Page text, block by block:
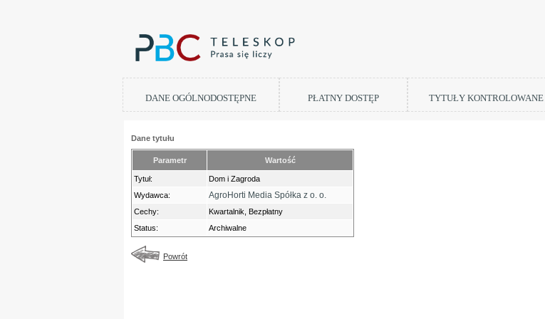
DANE OGÓLNODOSTĘPNE PŁATNY DOSTĘP TYTUŁY KONTROLOWANE
Dane tytułu
Parametr Wartość
Tytuł:
Dom i Zagroda
Wydawca:
AgroHorti Media Spółka z o. o.
Cechy:
Kwartalnik, Bezpłatny
Status:
Archiwalne
Powrót